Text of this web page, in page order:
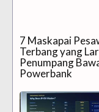
7 Maskapai
Terbang yang
Penumpang
Powerbank